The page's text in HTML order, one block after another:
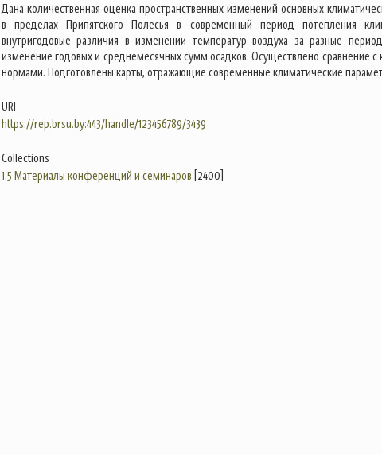
Дана количественная оценка пространственных изменений основных
в пределах Припятского Полесья в современный период потепления
внутригодовые различия в изменении температур воздуха за разные
изменение годовых и среднемесячных сумм осадков. Осуществлено сравнение с
нормами. Подготовлены карты, отражающие современные климатические
URI
https://rep.brsu.by:443/handle/123456789/3439
Collections
1.5 Материалы конференций и семинаров [2400]